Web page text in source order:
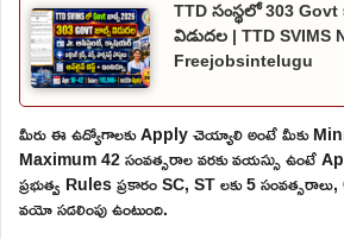
TTD సంస్థలో 303
విడుదల | TTD SVIMS
Freejobsintelugu
మీరు ఈ ఉద్యోగాలకు Apply చెయ్యాలి అంటే మీకు
Maximum 42 సంవత్సరాల వరకు వయస్సు ఉంటే
ప్రభుత్వ Rules ప్రకారం SC, ST లకు 5
వయో సడలింపు ఉంటుంది.